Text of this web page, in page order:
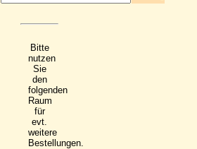
Bitte
nutzen
Sie
den
folgenden
Raum
für
evt.
weitere
Bestellungen.